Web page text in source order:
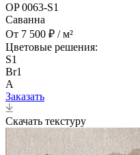
OP 0063-S1
Саванна
От 7 500 ₽ / м²
Цветовые решения:
S1
Br1
A
Заказать
Скачать текстуру